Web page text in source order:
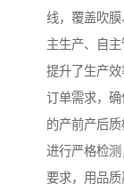
线，覆盖吹
主生产、自
提升了生产
订单需求，
的产前产后
进行严格检
要求，用品质